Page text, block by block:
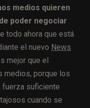
medios quieren
poder negociar
todo ahora que está
el nuevo News
mejor que el
medios, porque los
fuerza suficiente
cuando se